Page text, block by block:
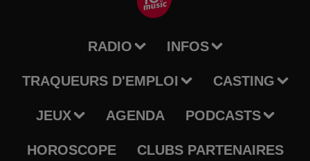
RADIO INFOS
TRAQUEURS D'EMPLOI CASTING
JEUX AGENDA PODCASTS
HOROSCOPE CLUBS PARTENAIRES